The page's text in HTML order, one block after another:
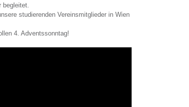
begleitet.
studierenden Vereinsmitglieder in Wien
4. Adventssonntag!